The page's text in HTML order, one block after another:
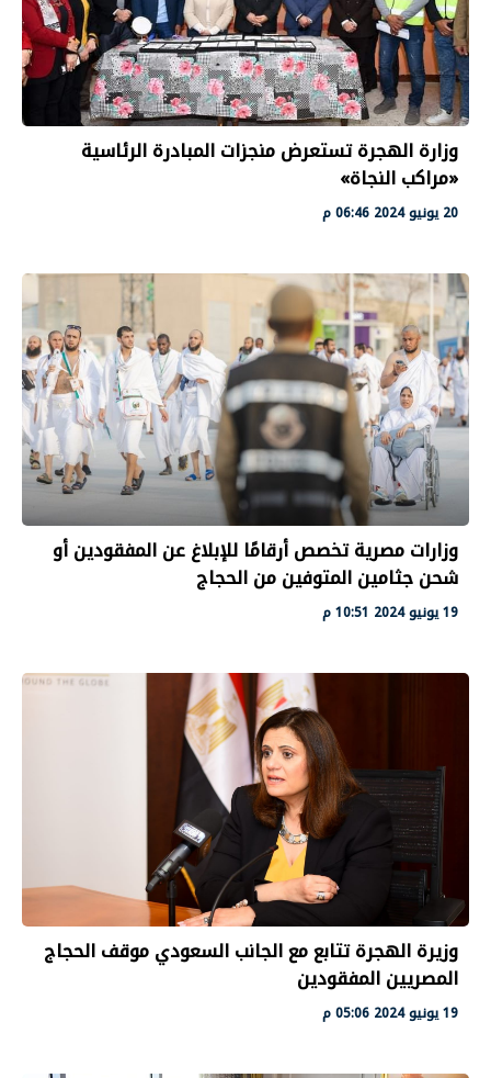
وزارة الهجرة تستعرض منجزات المبادرة الرئاسية
«مراكب النجاة»
20 يونيو 2024 06:46 م
وزارات مصرية تخصص أرقامًا للإبلاغ عن المفقودين أو
شحن جثامين المتوفين من الحجاج
19 يونيو 2024 10:51 م
وزيرة الهجرة تتابع مع الجانب السعودي موقف الحجاج
المصريين المفقودين
19 يونيو 2024 05:06 م